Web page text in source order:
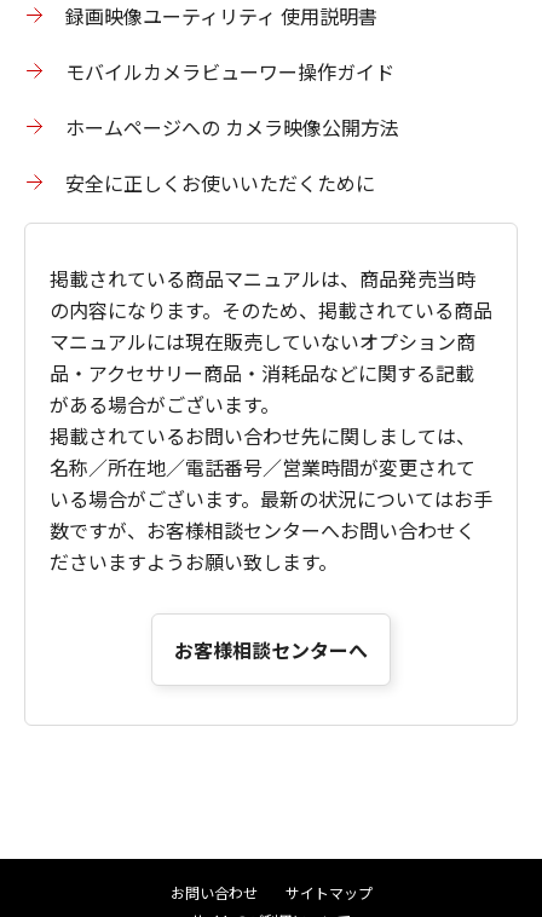
録画映像ユーティリティ 使用説明書
モバイルカメラビューワー操作ガイド
ホームページへの カメラ映像公開方法
安全に正しくお使いいただくために
掲載されている商品マニュアルは、商品発売当時
の内容になります。そのため、掲載されている商品
マニュアルには現在販売していないオプション商
品・アクセサリー商品・消耗品などに関する記載
がある場合がございます。
掲載されているお問い合わせ先に関しましては、
名称／所在地／電話番号／営業時間が変更されて
いる場合がございます。最新の状況についてはお手
数ですが、お客様相談センターへお問い合わせく
ださいますようお願い致します。
お客様相談センターへ
お問い合わせ
サイトマップ